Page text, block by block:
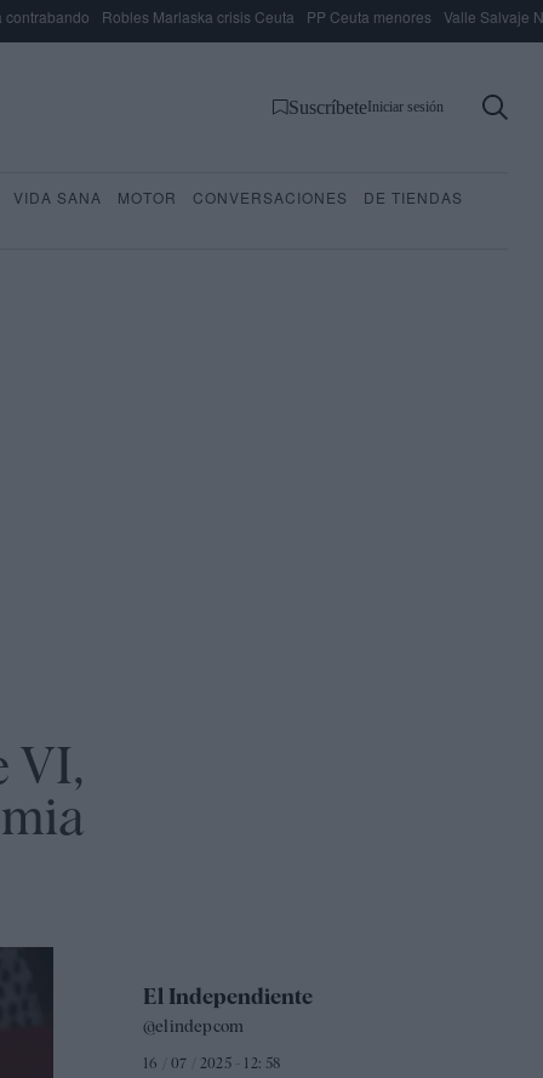
contrabando Robles Marlaska crisis Ceuta PP Ceuta menores Valle Salvaje
SuscríbeteIniciar sesión
VIDA SANA MOTOR CONVERSACIONES
DE TIENDAS
VI,
El Independiente
@elindepcom
16 / 07 / 2025 - 12: 58